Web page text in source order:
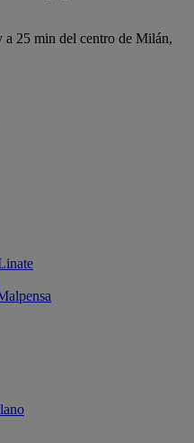
25 min del centro de Milán,